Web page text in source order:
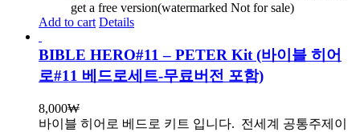
get a free version(watermarked Not for sale)
Add to cart Details
BIBLE HERO#11 – PETER Kit (바이블 히어
로#11 베드로세트-무료버전 포함)
8,000₩
바이블 히어로 베드로 키트 입니다. 전세계 공통주제이